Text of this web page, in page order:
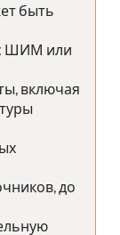
быть
ШИМ или
включая
до